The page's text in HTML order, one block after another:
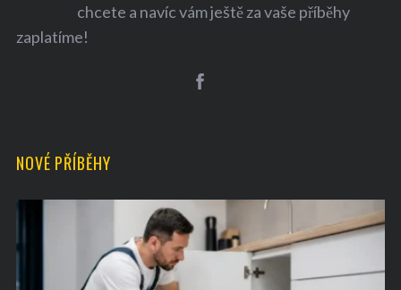
chcete a navíc vám ještě za vaše příběhy
zaplatíme!
NOVÉ PŘÍBĚHY